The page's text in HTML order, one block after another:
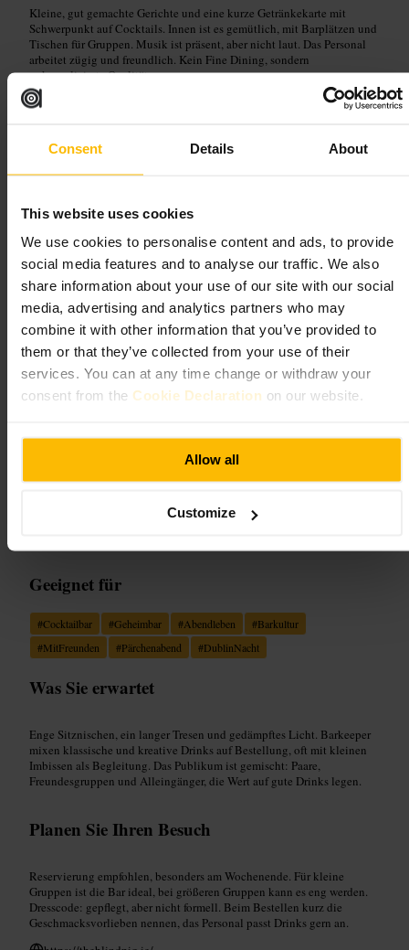
Consent Details About
This website uses cookies
We use cookies to personalise content and ads, to provide
social media features and to analyse our traffic. We also
share information about your use of our site with our social
media, advertising and analytics partners who may
combine it with other information that you’ve provided to
them or that they’ve collected from your use of their
services. You can at any time change or withdraw your
consent from the Cookie Declaration on our website.
Allow all
Customize
Kleine, gut gemachte Gerichte und eine kurze Getränkekarte mit
Schwerpunkt auf Cocktails. Innen ist es gemütlich, mit Barplätzen und
Tischen für Gruppen. Musik ist präsent, aber nicht laut. Das Personal
arbeitet zügig und freundlich. Kein Fine Dining, sondern
unkomplizierte Qualität.
Komm früher am Abend, wenn du sicher einen Tisch willst. Für Drinks
Karte, je nach Vorliebe. Kombiniere den Besuch mit einem
https://www.bonobodublin.com/
The Blind Pig Speakeasy
Essen und Trinken•Restaurant•Essen und Trinken•Bar•Essen und Trinken
Bar•Speakeasy•Essen und Trinken•Bar•Cocktailbar
4,4
4,5
Kleine Bar, präzise gemixte Drinks.
Geeignet für
#Cocktailbar #Geheimbar #Abendleben #Barkultur
#MitFreunden #Pärchenabend #DublinNacht
Was Sie erwartet
Enge Sitznischen, ein langer Tresen und gedämpftes Licht. Barkeeper
mixen klassische und kreative Drinks auf Bestellung, oft mit kleinen
Imbissen als Begleitung. Das Publikum ist gemischt: Paare,
Freundesgruppen und Alleingänger, die Wert auf gute Drinks legen.
Planen Sie Ihren Besuch
Reservierung empfohlen, besonders am Wochenende. Für kleine
Gruppen ist die Bar ideal, bei größeren Gruppen kann es eng werden.
Dresscode: gepflegt, aber nicht formell. Beim Bestellen kurz die
Geschmacksvorlieben nennen, das Personal passt Drinks gern an.